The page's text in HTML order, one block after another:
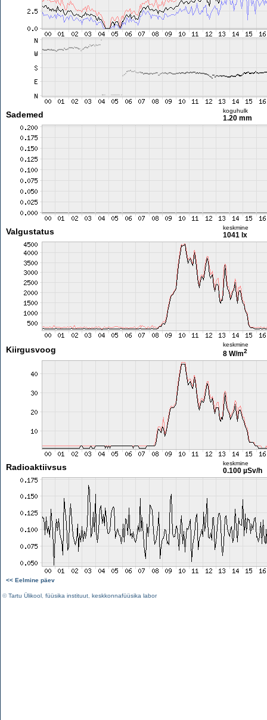
Sademed koguhulk
1.20 mm
Valgustatus keskmine
1041 lx
Kiirgusvoog
keskmine
8 W/m2
Radioaktiivsus keskmine
0.100 µSv/h
<< Eelmine päev
©Tartu Ülikool füüsika instituut keskkonnafüüsika labor